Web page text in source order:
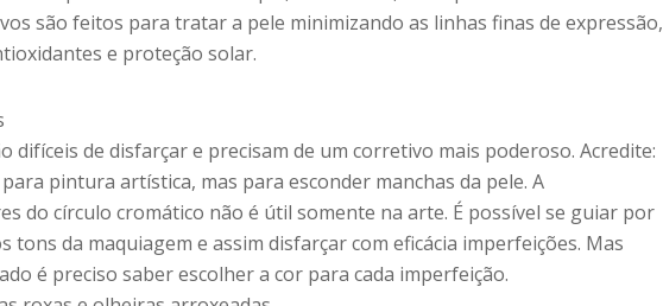
são feitos para tratar a pele minimizando as linhas finas de expressão,
e proteção solar.
difíceis de disfarçar e precisam de um corretivo mais poderoso. Acredite:
pintura artística, mas para esconder manchas da pele. A
do círculo cromático não é útil somente na arte. É possível se guiar por
tons da maquiagem e assim disfarçar com eficácia imperfeições. Mas
é preciso saber escolher a cor para cada imperfeição.